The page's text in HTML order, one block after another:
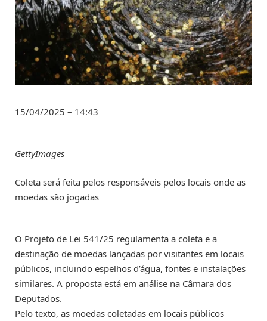
15/04/2025 – 14:43
GettyImages
Coleta será feita pelos responsáveis pelos locais onde as
moedas são jogadas
O Projeto de Lei 541/25 regulamenta a coleta e a
destinação de moedas lançadas por visitantes em locais
públicos, incluindo espelhos d’água, fontes e instalações
similares. A proposta está em análise na Câmara dos
Deputados.
Pelo texto, as moedas coletadas em locais públicos